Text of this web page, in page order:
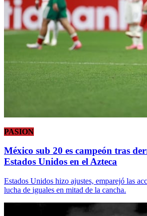
PASION
México sub 20 es campeón tras
Estados Unidos en el Azteca
Estados Unidos hizo ajustes, emparejó las
lucha de iguales en mitad de la cancha.